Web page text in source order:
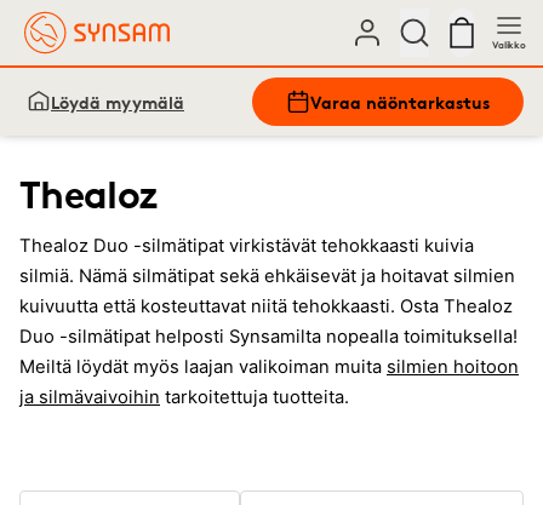
Valikko
Löydä myymälä Varaa näöntarkastus
Thealoz
Thealoz Duo -silmätipat virkistävät tehokkaasti kuivia
silmiä. Nämä silmätipat sekä ehkäisevät ja hoitavat silmien
kuivuutta että kosteuttavat niitä tehokkaasti. Osta Thealoz
Duo -silmätipat helposti Synsamilta nopealla toimituksella!
Meiltä löydät myös laajan valikoiman muita silmien hoitoon
ja silmävaivoihin tarkoitettuja tuotteita.